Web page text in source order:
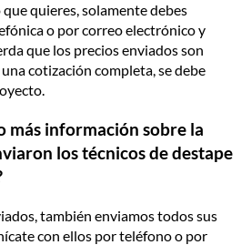
quieres, solamente debes
o por correo electrónico y
que los precios enviados son
cotización completa, se debe
más información sobre la
los técnicos de destape
también enviamos todos sus
con ellos por teléfono o por